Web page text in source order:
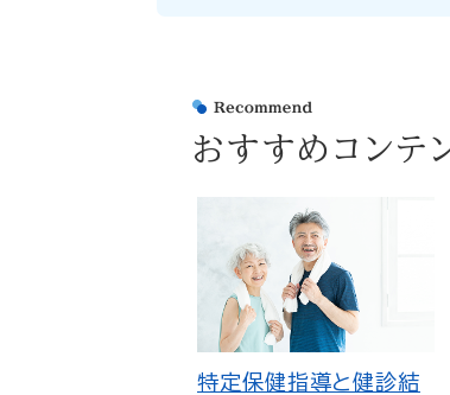
おすすめコンテ
特定保健指導と健診結